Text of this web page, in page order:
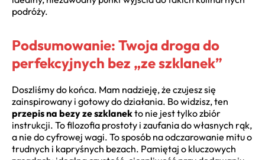
podróży.
Podsumowanie: Twoja droga do
perfekcyjnych bez „ze szklanek”
Doszliśmy do końca. Mam nadzieję, że czujesz się
zainspirowany i gotowy do działania. Bo widzisz, ten
przepis na bezy ze szklanekto nie jest tylko zbiór
instrukcji. To filozofia prostoty i zaufania do własnych rąk,
a nie do cyfrowej wagi. To sposób na odczarowanie mitu o
trudnych i kapryśnych bezach. Pamiętaj o kluczowych